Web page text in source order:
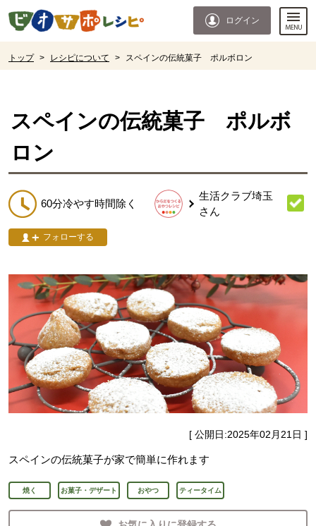
ページの先頭です。
ログイン
トップ > レシピについて > スペインの伝統菓子 ポルボロン
スペインの伝統菓子 ポルボ
ロン
60分冷やす時間除く
生活クラブ埼玉
さん
フォローする
[ 公開日:2025年02月21日 ]
スペインの伝統菓子が家で簡単に作れます
焼く お菓子・デザート おやつ ティータイム